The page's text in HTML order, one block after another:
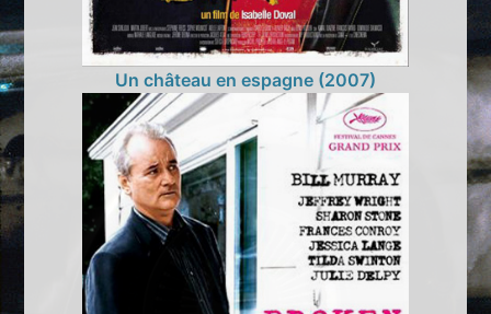
Un château en espagne (2007)